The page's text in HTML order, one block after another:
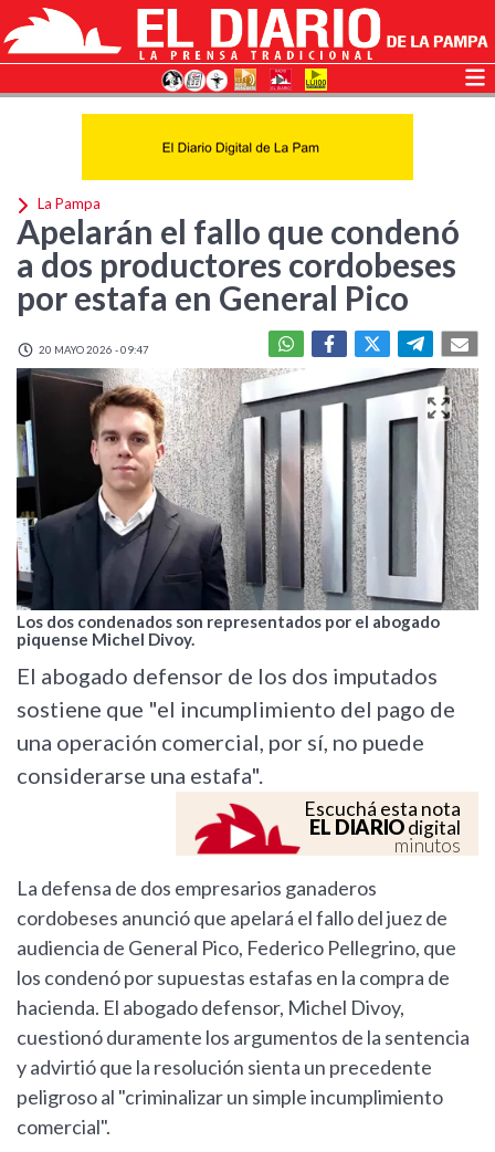
La Pampa
Apelarán el fallo que condenó
a dos productores cordobeses
por estafa en General Pico
20 MAYO 2026 - 09:47
Los dos condenados son representados por el abogado
piquense Michel Divoy.
El abogado defensor de los dos imputados
sostiene que "el incumplimiento del pago de
una operación comercial, por sí, no puede
considerarse una estafa".
Escuchá esta nota
EL DIARIOdigital
minutos
La defensa de dos empresarios ganaderos
cordobeses anunció que apelará el fallo del juez de
audiencia de General Pico, Federico Pellegrino, que
los condenó por supuestas estafas en la compra de
hacienda. El abogado defensor, Michel Divoy,
cuestionó duramente los argumentos de la sentencia
y advirtió que la resolución sienta un precedente
peligroso al "criminalizar un simple incumplimiento
comercial".